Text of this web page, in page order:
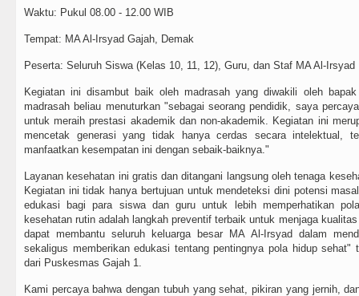
Waktu: Pukul 08.00 - 12.00 WIB
Tempat: MA Al-Irsyad Gajah, Demak
Peserta: Seluruh Siswa (Kelas 10, 11, 12), Guru, dan Staf MA Al-Irsyad
Kegiatan ini disambut baik oleh madrasah yang diwakili oleh
madrasah beliau menuturkan "sebagai seorang pendidik, saya
untuk meraih prestasi akademik dan non-akademik. Kegiatan ini
mencetak generasi yang tidak hanya cerdas secara intelektual,
manfaatkan kesempatan ini dengan sebaik-baiknya."
Layanan kesehatan ini gratis dan ditangani langsung oleh tenaga
Kegiatan ini tidak hanya bertujuan untuk mendeteksi dini potensi
edukasi bagi para siswa dan guru untuk lebih memperhatikan
kesehatan rutin adalah langkah preventif terbaik untuk menjaga
dapat membantu seluruh keluarga besar MA Al-Irsyad dalam
sekaligus memberikan edukasi tentang pentingnya pola hidup
dari Puskesmas Gajah 1.
Kami percaya bahwa dengan tubuh yang sehat, pikiran yang jernih,